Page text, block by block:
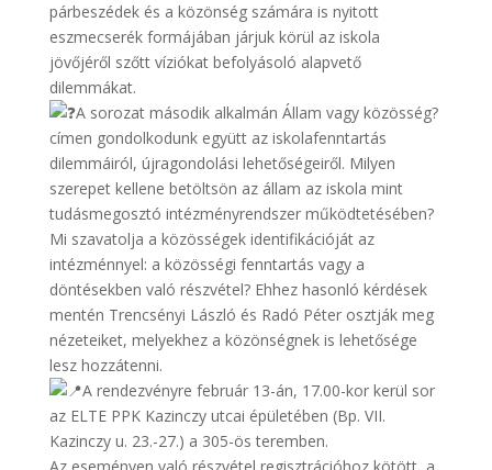
párbeszédek és a közönség számára is nyitott
eszmecserék formájában járjuk körül az iskola
jövőjéről szőtt víziókat befolyásoló alapvető
dilemmákat.
A sorozat második alkalmán Állam vagy közösség?
címen gondolkodunk együtt az iskolafenntartás
dilemmáiról, újragondolási lehetőségeiről. Milyen
szerepet kellene betöltsön az állam az iskola mint
tudásmegosztó intézményrendszer működtetésében?
Mi szavatolja a közösségek identifikációját az
intézménnyel: a közösségi fenntartás vagy a
döntésekben való részvétel? Ehhez hasonló kérdések
mentén Trencsényi László és Radó Péter osztják meg
nézeteiket, melyekhez a közönségnek is lehetősége
lesz hozzátenni.
A rendezvényre február 13-án, 17.00-kor kerül sor
az ELTE PPK Kazinczy utcai épületében (Bp. VII.
Kazinczy u. 23.-27.) a 305-ös teremben.